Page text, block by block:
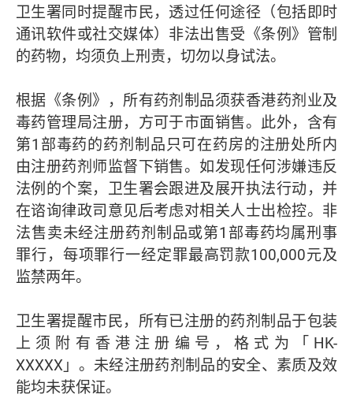
卫生署同时提醒市民，透过任何途径（包括即时
通讯软件或社交媒体）非法出售受《条例》管制
的药物，均须负上刑责，切勿以身试法。
根据《条例》，所有药剂制品须获香港药剂业及
毒药管理局注册，方可于市面销售。此外，含有
第1部毒药的药剂制品只可在药房的注册处所内
由注册药剂师监督下销售。如发现任何涉嫌违反
法例的个案，卫生署会跟进及展开执法行动，并
在谘询律政司意见后考虑对相关人士出检控。非
法售卖未经注册药剂制品或第1部毒药均属刑事
罪行，每项罪行一经定罪最高罚款100,000元及
监禁两年。
卫生署提醒市民，所有已注册的药剂制品于包装
上须附有香港注册编号，格式为「HK-
XXXXX」。未经注册药剂制品的安全、素质及效
能均未获保证。